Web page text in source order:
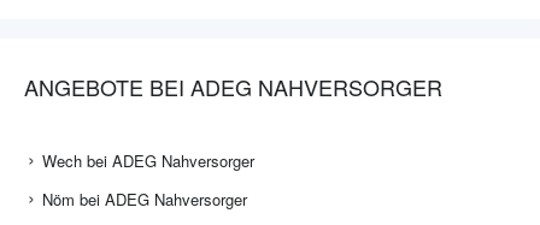
ANGEBOTE BEI ADEG NAHVERSORGER
Wech bei ADEG Nahversorger
Nöm bei ADEG Nahversorger